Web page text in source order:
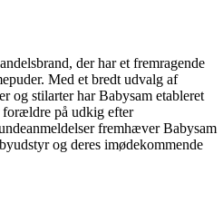
der har et fremragende
Med et bredt udvalg af
og stilarter har Babysam etableret
forældre på udkig efter
fremhæver Babysam
og deres imødekommende